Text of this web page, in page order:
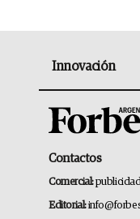
Innovación
Contactos
Comercial:
Editorial: